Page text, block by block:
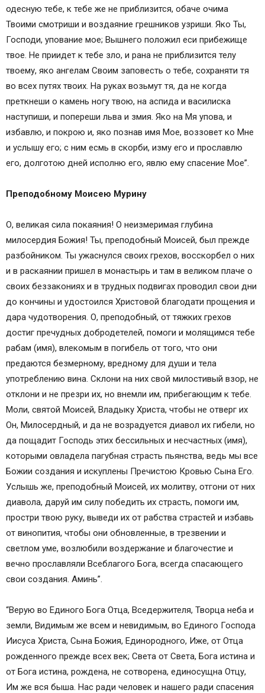
одесную тебе, к тебе же не приблизится, обаче очима
Твоими смотриши и воздаяние грешников узриши. Яко Ты,
Господи, упование мое; Вышнего положил еси прибежище
твое. Не приидет к тебе зло, и рана не приблизится телу
твоему, яко ангелам Своим заповесть о тебе, сохраняти тя
во всех путях твоих. На руках возьмут тя, да не когда
преткнеши о камень ногу твою, на аспида и василиска
наступиши, и попереши льва и змия. Яко на Мя упова, и
избавлю, и покрою и, яко познав имя Мое, воззовет ко Мне
и услышу его; с ним есмь в скорби, изму его и прославлю
его, долготою дней исполню его, явлю ему спасение Мое”.
Преподобному Моисею Мурину
О, великая сила покаяния! О неизмеримая глубина
милосердия Божия! Ты, преподобный Моисей, был прежде
разбойником. Ты ужаснулся своих грехов, восскорбел о них
и в раскаянии пришел в монастырь и там в великом плаче о
своих беззакониях и в трудных подвигах проводил свои дни
до кончины и удостоился Христовой благодати прощения и
дара чудотворения. О, преподобный, от тяжких грехов
достиг пречудных добродетелей, помоги и молящимся тебе
рабам (имя), влекомым в погибель от того, что они
предаются безмерному, вредному для души и тела
употреблению вина. Склони на них свой милостивый взор, не
отклони и не презри их, но внемли им, прибегающим к тебе.
Моли, святой Моисей, Владыку Христа, чтобы не отверг их
Он, Милосердный, и да не возрадуется диавол их гибели, но
да пощадит Господь этих бессильных и несчастных (имя),
которыми овладела пагубная страсть пьянства, ведь мы все
Божии создания и искуплены Пречистою Кровью Сына Его.
Услышь же, преподобный Моисей, их молитву, отгони от них
диавола, даруй им силу победить их страсть, помоги им,
простри твою руку, выведи их от рабства страстей и избавь
от винопития, чтобы они обновленные, в трезвении и
светлом уме, возлюбили воздержание и благочестие и
вечно прославляли Всеблагого Бога, всегда спасающего
свои создания. Аминь”.
“Верую во Единого Бога Отца, Вседержителя, Творца неба и
земли, Видимым же всем и невидимым, во Единого Господа
Иисуса Христа, Сына Божия, Единородного, Иже, от Отца
рожденного прежде всех век; Света от Света, Бога истина и
от Бога истина, рождена, не сотворена, единосущна Отцу,
Им же вся быша. Нас ради человек и нашего ради спасения